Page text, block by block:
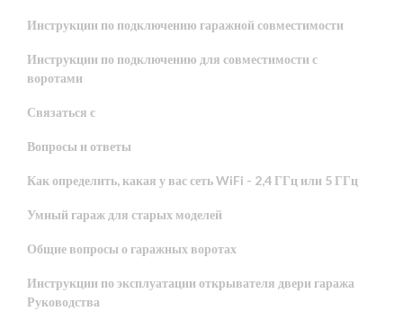
Инструкции по подключению гаражной совместимости
Инструкции по подключению для совместимости с
воротами
Связаться с
Вопросы и ответы
Как определить, какая у вас сеть WiFi - 2,4 ГГц или 5 ГГц
Умный гараж для старых моделей
Общие вопросы о гаражных воротах
Инструкции по эксплуатации открывателя двери гаража
Руководства